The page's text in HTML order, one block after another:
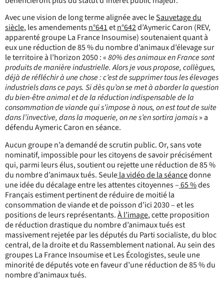
Avec une vision de long terme alignée avec leSauvetage du
siècle, les amendementsn°641etn°642d’Aymeric Caron (REV,
apparenté groupe La France Insoumise) soutenaient quant à
eux une réduction de 85 % du nombre d’animaux d’élevage sur
le territoire à l’horizon 2050:«80% des animaux en France sont
produits de manière industrielle. Alors je vous propose, collègues,
déjà de réfléchir à une chose : c’est de supprimer tous les élevages
industriels dans ce pays. Si dès qu’on se met à aborder la question
du bien-être animal et de la réduction indispensable de la
consommation de viande qui s’impose à nous, on est tout de suite
dans l’invective, dans la moquerie, on ne s’en sortira jamais» a
défendu Aymeric Caron en séance.
Aucun groupe n’a demandé de scrutin public. Or, sans vote
nominatif, impossible pour les citoyens de savoir précisément
qui, parmi leurs élus, soutient ou rejette une réduction de 85 %
du nombre d’animaux tués. Seulela vidéo de la séancedonne
une idée du décalage entre les attentes citoyennes –65 %des
Français estiment pertinent de réduire de moitié la
consommation de viande et de poisson d’ici 2030 – et les
positions de leurs représentants.À l’image, cette proposition
de réduction drastique du nombre d’animaux tués est
massivement rejetée par les députés du Parti socialiste, du bloc
central, de la droite et du Rassemblement national. Au sein des
groupes La France Insoumise et Les Écologistes, seule une
minorité de députés vote en faveur d’une réduction de 85 % du
nombre d’animaux tués.